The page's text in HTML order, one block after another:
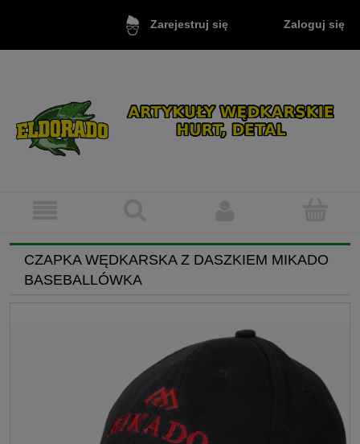
Zarejestruj się Zaloguj się
CZAPKA WĘDKARSKA Z DASZKIEM MIKADO
BASEBALLÓWKA